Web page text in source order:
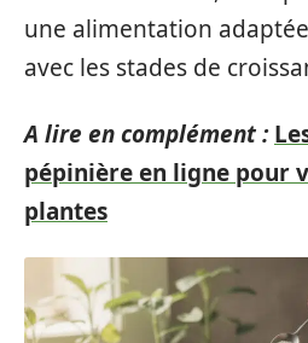
une alimentation
avec les stades de
A lire en complément :
pépinière en ligne pour
plantes